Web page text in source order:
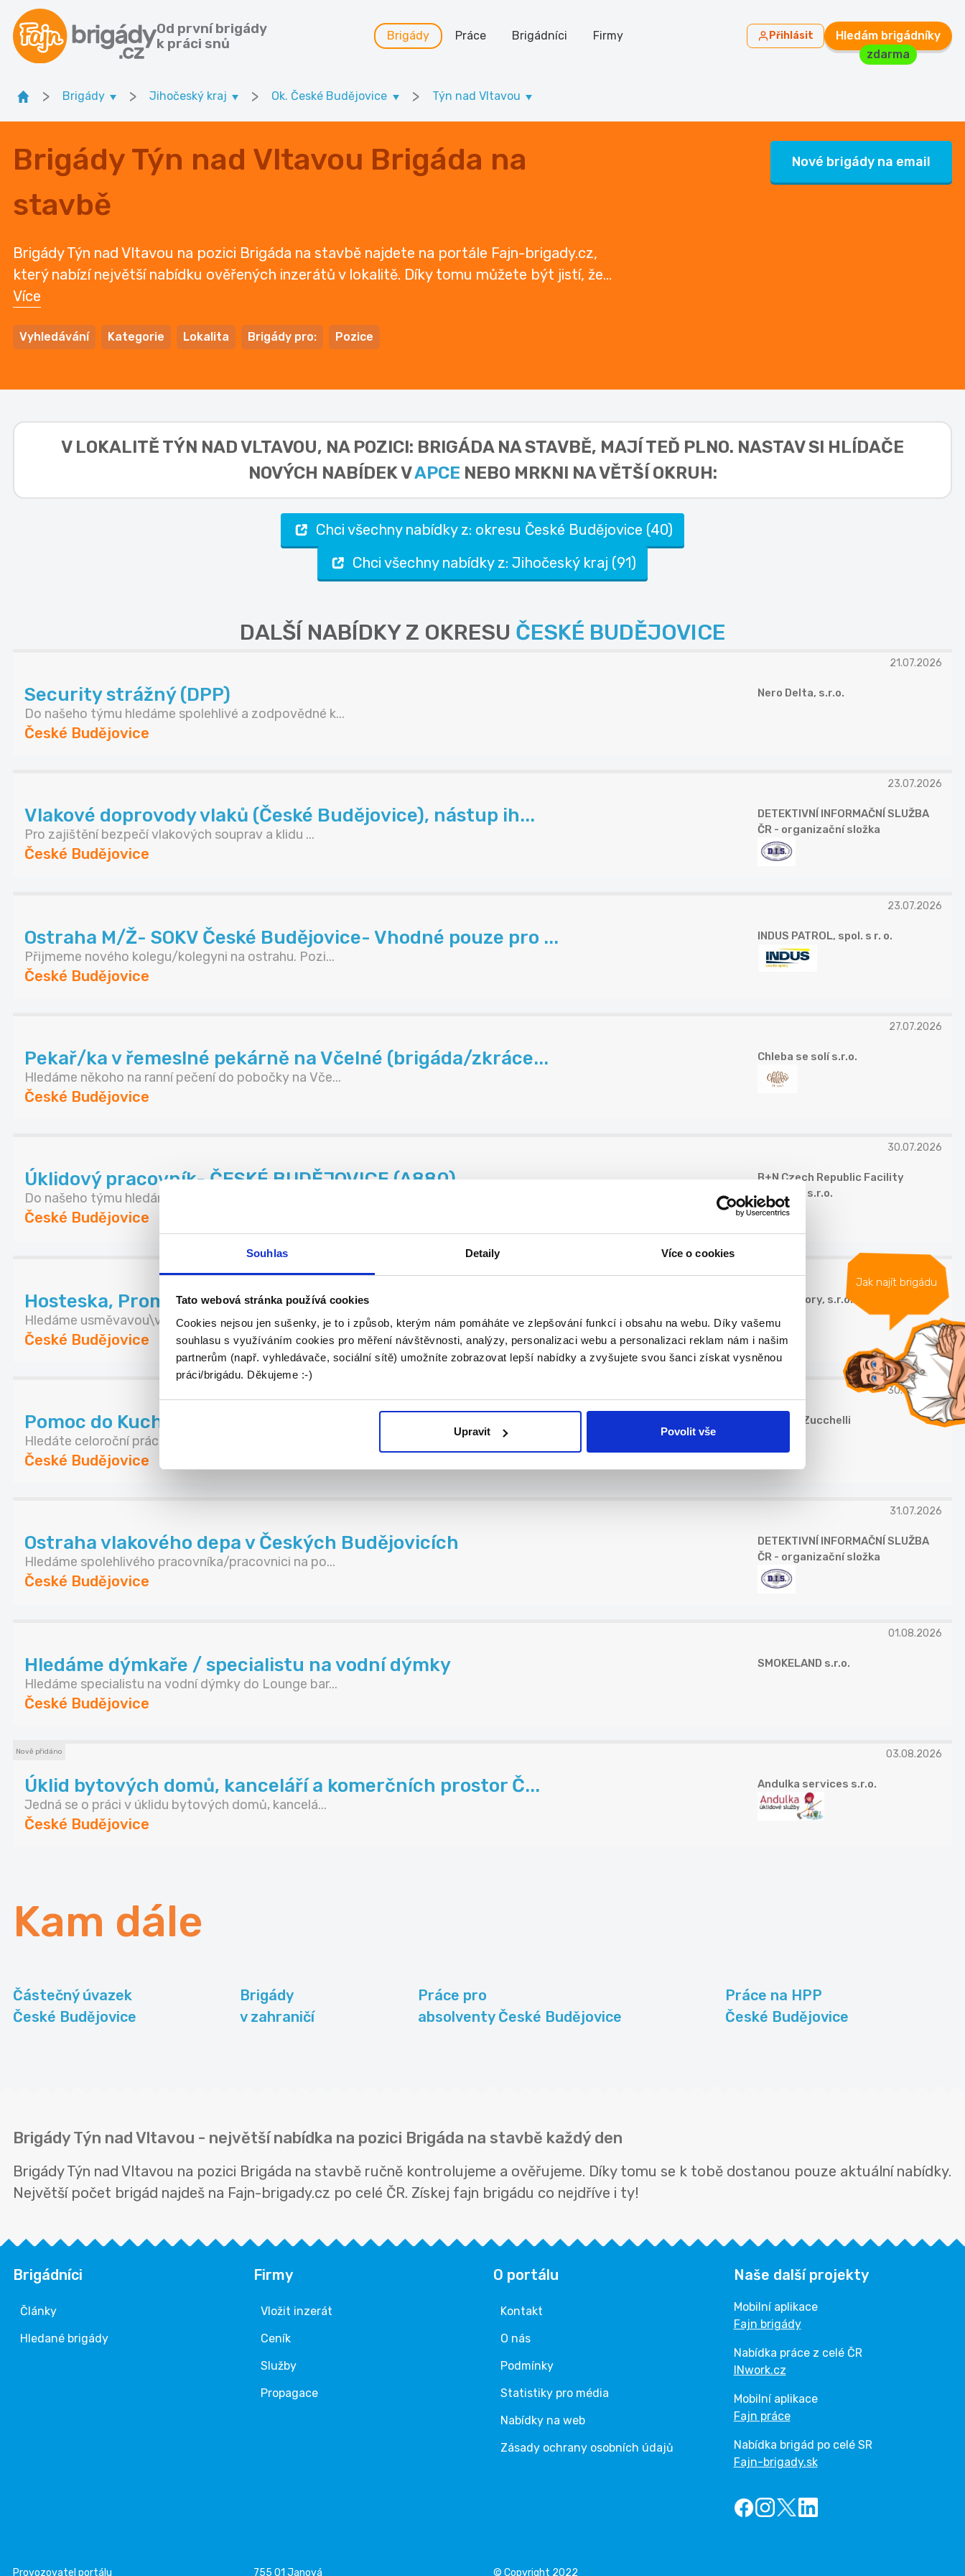
Souhlas Detaily Více o cookies
Tato webová stránka používá cookies
Cookies nejsou jen sušenky, je to i způsob, kterým nám pomáháte ve zlepšování funkcí i obsahu na webu. Díky vašemu
souhlasu s využíváním cookies pro měření návštěvnosti, analýzy, personalizaci webu a personalizaci reklam nám i našim
partnerům (např. vyhledávače, sociální sítě) umožníte zobrazovat lepší nabídky a zvyšujete svou šanci získat vysněnou
práci/brigádu. Děkujeme :-)
Upravit Povolit vše
Od první brigády
k práci snů
Brigády Práce Brigádníci Firmy Přihlásit
Hledám brigádníky
zdarma
Jak najít brigádu
> Brigády > Jihočeský kraj > Ok. České Budějovice > Týn nad Vltavou
Brigády Týn nad Vltavou Brigáda na
stavbě
Brigády Týn nad Vltavou na pozici Brigáda na stavbě najdete na portále Fajn-brigady.cz,
který nabízí největší nabídku ověřených inzerátů v lokalitě. Díky tomu můžete být jistí, že...
Více
Vyhledávání Kategorie Lokalita Brigády pro: Pozice
Nové brigády na email
V LOKALITĚ TÝN NAD VLTAVOU, NA POZICI: BRIGÁDA NA STAVBĚ, MAJÍ TEĎ PLNO. NASTAV SI HLÍDAČE
NOVÝCH NABÍDEK VAPCE NEBO MRKNI NA VĚTŠÍ OKRUH:
Chci všechny nabídky z: okresu České Budějovice (40)
Chci všechny nabídky z: Jihočeský kraj (91)
DALŠÍ NABÍDKY Z OKRESU ČESKÉ BUDĚJOVICE
21.07.2026
Security strážný (DPP)
Do našeho týmu hledáme spolehlivé a zodpovědné k...
České Budějovice
Nero Delta, s.r.o.
23.07.2026
Vlakové doprovody vlaků (České Budějovice), nástup ih...
Pro zajištění bezpečí vlakových souprav a klidu ...
České Budějovice
DETEKTIVNÍ INFORMAČNÍ SLUŽBA
ČR - organizační složka
23.07.2026
Ostraha M/Ž- SOKV České Budějovice- Vhodné pouze pro ...
Přijmeme nového kolegu/kolegyni na ostrahu. Pozi...
České Budějovice
INDUS PATROL, spol. s r. o.
27.07.2026
Pekař/ka v řemeslné pekárně na Včelné (brigáda/zkráce...
Hledáme někoho na ranní pečení do pobočky na Vče...
České Budějovice
Chleba se solí s.r.o.
30.07.2026
Úklidový pracovník- ČESKÉ BUDĚJOVICE (A880)
Do našeho týmu hledáme spolehlivého pracovníka/p...
České Budějovice
B+N Czech Republic Facility
Services s.r.o.
Hosteska, Promotér 215-230kč + bonusy
Hledáme usměvavou\vého, reprezentativní\ho a kom...
České Budějovice
RH Advisory, s.r.o.
30.07.2026
Pomoc do Kuchyně
Hledáte celoroční práci? NEJEN NA LETNI' PRÁZDN...
České Budějovice
Fabrizio Zucchelli
31.07.2026
Ostraha vlakového depa v Českých Budějovicích
Hledáme spolehlivého pracovníka/pracovnici na po...
České Budějovice
DETEKTIVNÍ INFORMAČNÍ SLUŽBA
ČR - organizační složka
01.08.2026
Hledáme dýmkaře / specialistu na vodní dýmky
Hledáme specialistu na vodní dýmky do Lounge bar...
České Budějovice
SMOKELAND s.r.o.
Nově přidáno 03.08.2026
Úklid bytových domů, kanceláří a komerčních prostor Č...
Jedná se o práci v úklidu bytových domů, kancelá...
České Budějovice
Andulka services s.r.o.
Kam dále
Částečný úvazek
České Budějovice
Brigády
v zahraničí
Práce pro
absolventy České Budějovice
Práce na HPP
České Budějovice
Brigády Týn nad Vltavou - největší nabídka na pozici Brigáda na stavbě každý den
Brigády Týn nad Vltavou na pozici Brigáda na stavbě ručně kontrolujeme a ověřujeme. Díky tomu se k tobě dostanou pouze aktuální nabídky.
Největší počet brigád najdeš na Fajn-brigady.cz po celé ČR. Získej fajn brigádu co nejdříve i ty!
Brigádníci
Články
Hledané brigády
Firmy
Vložit inzerát
Ceník
Služby
Propagace
O portálu
Kontakt
O nás
Podmínky
Statistiky pro média
Nabídky na web
Zásady ochrany osobních údajů
Naše další projekty
Mobilní aplikace
Fajn brigády
Nabídka práce z celé ČR
INwork.cz
Mobilní aplikace
Fajn práce
Nabídka brigád po celé SR
Fajn-brigady.sk
Provozovatel portálu 755 01 Janová © Copyright 2022